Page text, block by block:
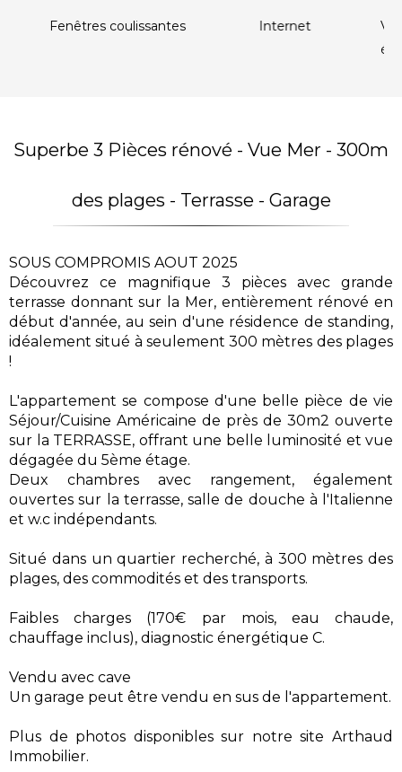
coulissantes Internet
Volets roulants
Superbe 3 Pièces rénové - Vue Mer - 300m
des plages - Terrasse - Garage
SOUS COMPROMIS AOUT 2025
Découvrez ce magnifique 3 pièces avec grande
terrasse donnant sur la Mer, entièrement rénové en
début d'année, au sein d'une résidence de standing,
idéalement situé à seulement 300 mètres des plages
!
L'appartement se compose d'une belle pièce de vie
Séjour/Cuisine Américaine de près de 30m2 ouverte
sur la TERRASSE, offrant une belle luminosité et vue
dégagée du 5ème étage.
Deux chambres avec rangement, également
ouvertes sur la terrasse, salle de douche à l'Italienne
et w.c indépendants.
Situé dans un quartier recherché, à 300 mètres des
plages, des commodités et des transports.
Faibles charges (170€ par mois, eau chaude,
chauffage inclus), diagnostic énergétique C.
Vendu avec cave
Un garage peut être vendu en sus de l'appartement.
Plus de photos disponibles sur notre site Arthaud
Immobilier.